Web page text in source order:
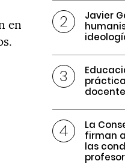
en
Javier
La
firman
las